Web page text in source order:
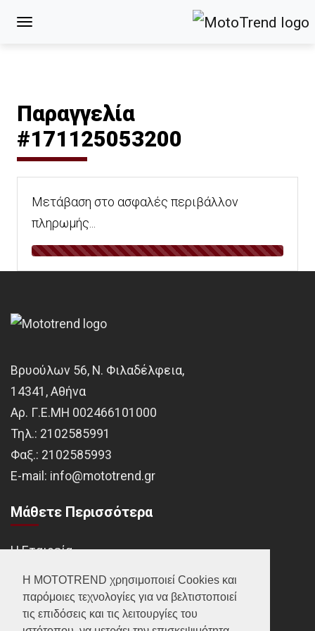
Η MOTOTREND χρησιμοποιεί Cookies και
παρόμοιες τεχνολογίες για να βελτιστοποιεί
τις επιδόσεις και τις λειτουργίες του
Παραγγελία
#171125053200
Μετάβαση στο ασφαλές περιβάλλον
πληρωμής...
Βρυούλων 56, Ν. Φιλαδέλφεια,
14341, Αθήνα
Αρ. Γ.Ε.ΜΗ 002466101000
Τηλ.: 2102585991
Φαξ.: 2102585993
Ε-mail: info@mototrend.gr
Μάθετε Περισσότερα
Η Εταιρεία
Brands
Νέα
Οικονομικά στοιχεία